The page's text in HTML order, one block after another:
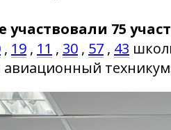
участвовали 75
, 19 , 11 , 30 , 57 , 43
авиационный